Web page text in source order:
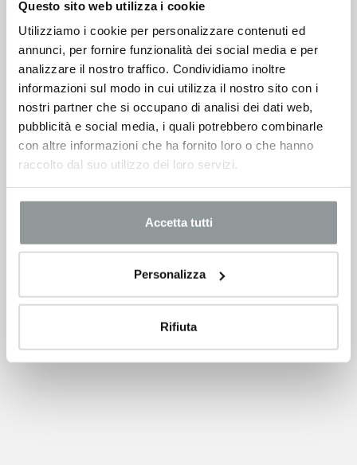
Questo sito web utilizza i cookie
Utilizziamo i cookie per personalizzare contenuti ed
annunci, per fornire funzionalità dei social media e per
analizzare il nostro traffico. Condividiamo inoltre
informazioni sul modo in cui utilizza il nostro sito con i
nostri partner che si occupano di analisi dei dati web,
pubblicità e social media, i quali potrebbero combinarle
con altre informazioni che ha fornito loro o che hanno
raccolto dal suo utilizzo dei loro servizi.
Accetta tutti
Personalizza
Rifiuta